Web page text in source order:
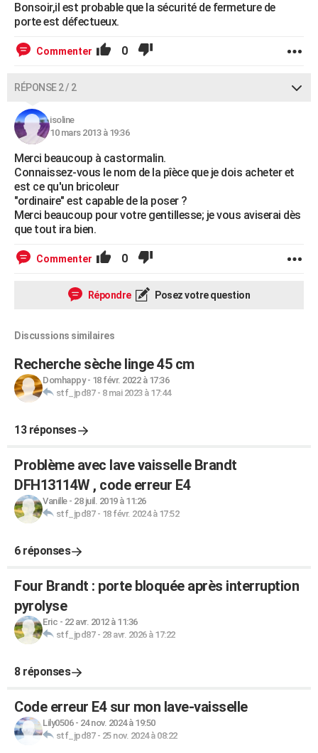
Bonsoir,il est probable que la sécurité de fermeture de
porte est défectueux.
Commenter 0
RÉPONSE 2 / 2
isoline
10 mars 2013 à 19:36
Merci beaucoup à castormalin.
Connaissez-vous le nom de la pîèce que je dois acheter et
est ce qu'un bricoleur
"ordinaire" est capable de la poser ?
Merci beaucoup pour votre gentillesse; je vous aviserai dès
que tout ira bien.
Commenter 0
Répondre Posez votre question
Discussions similaires
Recherche sèche linge 45 cm
Domhappy- 18 févr. 2022 à 17:36
stf_jpd87- 8 mai 2023 à 17:44
13 réponses
Problème avec lave vaisselle Brandt
DFH13114W , code erreur E4
Vanille- 28 juil. 2019 à 11:26
stf_jpd87- 18 févr. 2024 à 17:52
6 réponses
Four Brandt : porte bloquée après interruption
pyrolyse
Eric - 22 avr. 2012 à 11:36
stf_jpd87- 28 avr. 2026 à 17:22
8 réponses
Code erreur E4 sur mon lave-vaisselle
Lily0506- 24 nov. 2024 à 19:50
stf_jpd87- 25 nov. 2024 à 08:22